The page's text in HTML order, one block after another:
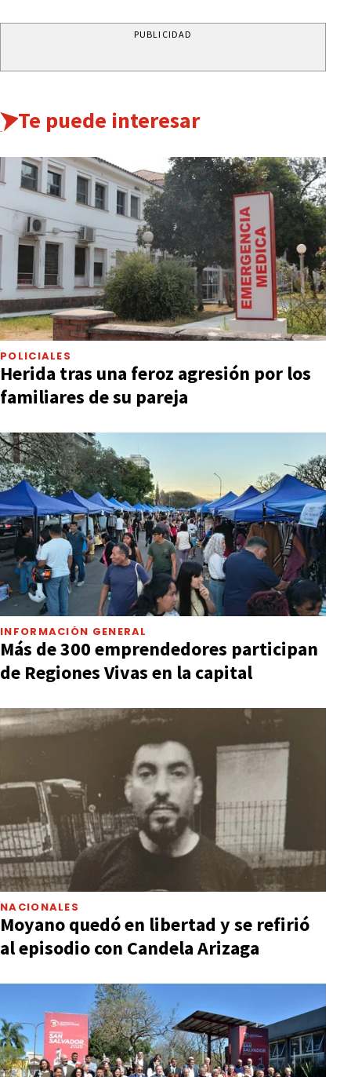
PUBLICIDAD
Te puede interesar
POLICIALES
Herida tras una feroz agresión por los
familiares de su pareja
INFORMACIÓN GENERAL
Más de 300 emprendedores participan
de Regiones Vivas en la capital
NACIONALES
Moyano quedó en libertad y se refirió
al episodio con Candela Arizaga